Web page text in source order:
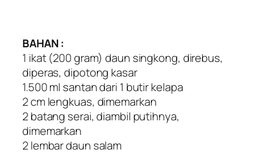
BAHAN :
1 ikat (200 gram) daun singkong, direbus,
diperas, dipotong kasar
1.500 ml santan dari 1 butir kelapa
2 cm lengkuas, dimemarkan
2 batang serai, diambil putihnya,
dimemarkan
2 lembar daun salam